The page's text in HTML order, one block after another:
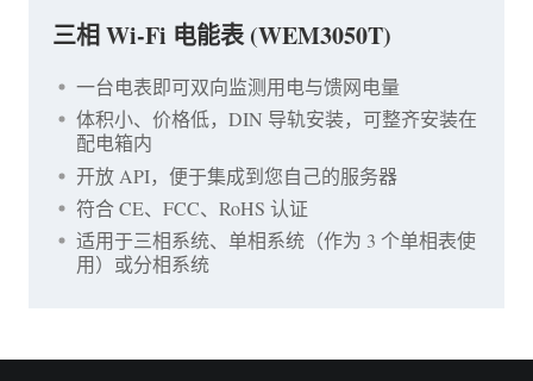
三相 Wi-Fi 电能表 (WEM3050T)
一台电表即可双向监测用电与馈网电量
体积小、价格低，DIN 导轨安装，可整齐安装在
配电箱内
开放 API，便于集成到您自己的服务器
符合 CE、FCC、RoHS 认证
适用于三相系统、单相系统（作为 3 个单相表使
用）或分相系统